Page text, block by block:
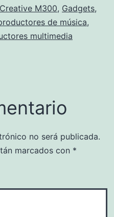
Creative M300, Gadgets,
de música,
multimedia
no será publicada.
marcados con *